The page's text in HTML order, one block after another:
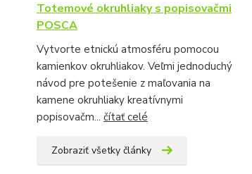
Totemové okruhliaky s popisovačmi
POSCA
Vytvorte etnickú atmosféru pomocou
kamienkov okruhliakov. Veľmi jednoduchý
návod pre potešenie z maľovania na
kamene okruhliaky kreatívnymi
popisovačm... čítať celé
Zobraziť všetky články